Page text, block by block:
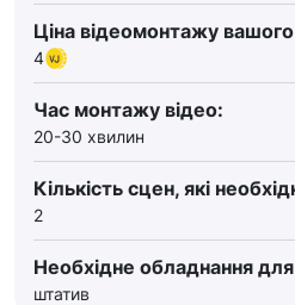
Ціна відеомонтажу вашого
4
Час монтажу відео:
20-30 хвилин
Кількість сцен, які
2
Необхідне обладнання
штатив